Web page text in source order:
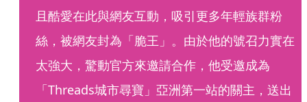
且酷愛在此與網友互動，吸引更多年輕族群粉
絲，被網友封為「脆王」。由於他的號召力實在
太強大，驚動官方來邀請合作，他受邀成為
「Threads城市尋寶」亞洲第一站的關主，送出